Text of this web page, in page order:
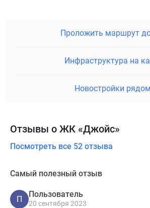
Проложить маршрут
Инфраструктура на
Новостройки рядом
Отзывы о ЖК «Джойс»
Посмотреть все 52 отзыва
Самый полезный отзыв
П
Пользователь
20 сентября 2023